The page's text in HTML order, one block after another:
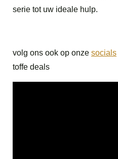
serie tot uw ideale hulp.
volg ons ook op onze socials
toffe deals